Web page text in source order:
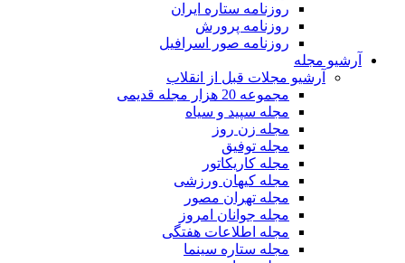
روزنامه ستاره ایران
روزنامه پرورش
روزنامه صور اسرافیل
آرشیو مجله
آرشیو مجلات قبل از انقلاب
مجموعه 20 هزار مجله قدیمی
مجله سپید و سیاه
مجله زن روز
مجله توفیق
مجله کاریکاتور
مجله کیهان ورزشی
مجله تهران مصور
مجله جوانان امروز
مجله اطلاعات هفتگی
مجله ستاره سینما